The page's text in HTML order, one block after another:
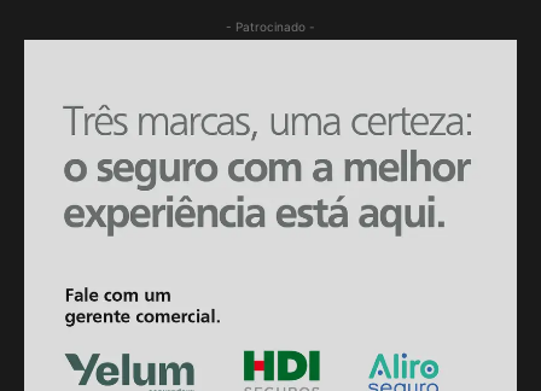
- Patrocinado -